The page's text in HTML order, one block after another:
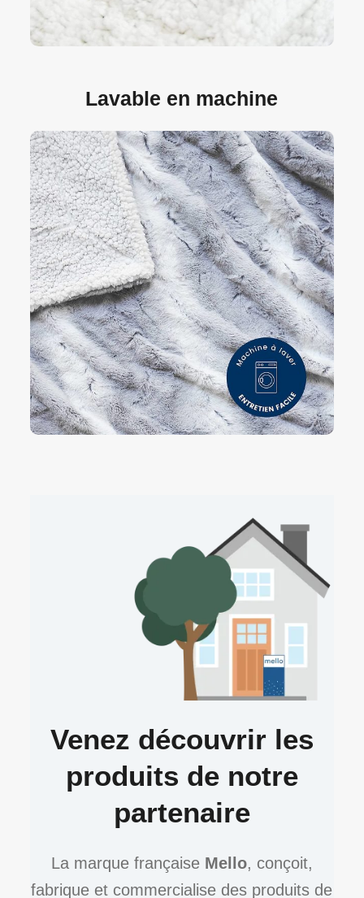
Lavable en machine
Venez découvrir les
produits de notre
partenaire
La marque française Mello, conçoit,
fabrique et commercialise des produits de